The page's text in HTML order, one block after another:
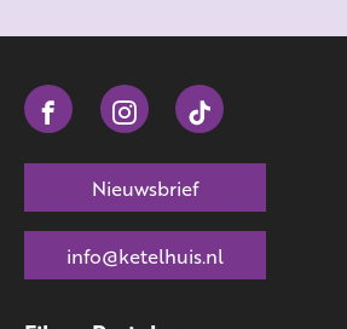
Nieuwsbrief
info@ketelhuis.nl